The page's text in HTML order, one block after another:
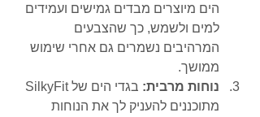
הים מיוצרים מבדים גמישים ועמידים
למים ולשמש, כך שהצבעים
המרהיבים נשמרים גם אחרי שימוש
ממושך.
נוחות מרבית:
מתוכננים להעניק לך את הנוחות